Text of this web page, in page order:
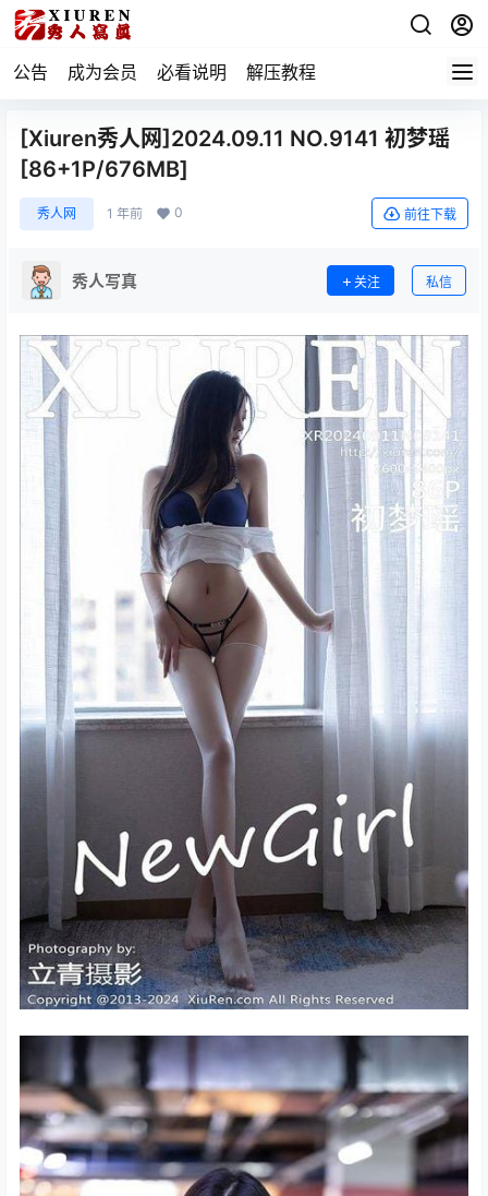
公告 成为会员 必看说明 解压教程
[Xiuren秀人网]2024.09.11 NO.9141 初梦瑶
[86+1P/676MB]
秀人网 1 年前 0 前往下载
秀人写真 关注 私信